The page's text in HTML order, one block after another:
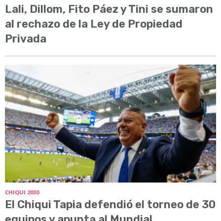
Lali, Dillom, Fito Páez y Tini se sumaron
al rechazo de la Ley de Propiedad
Privada
CHIQUI 2030
El Chiqui Tapia defendió el torneo de 30